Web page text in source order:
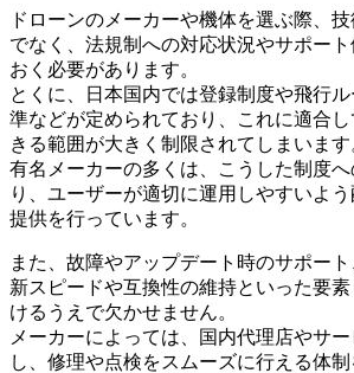
ドローンのメーカーや機体を選ぶ際、
でなく、法規制への対応状況やサポー
おく必要があります。
とくに、日本国内では登録制度や飛行
準などが定められており、これに適合
きる範囲が大きく制限されてしまいます
有名メーカーの多くは、こうした制度
り、ユーザーが適切に運用しやすいよ
提供を行っています。
また、故障やアップデート時のサポー
新スピードや互換性の維持といった要
けるうえで欠かせません。
メーカーによっては、国内代理店やサ
し、修理や点検をスムーズに行える体制